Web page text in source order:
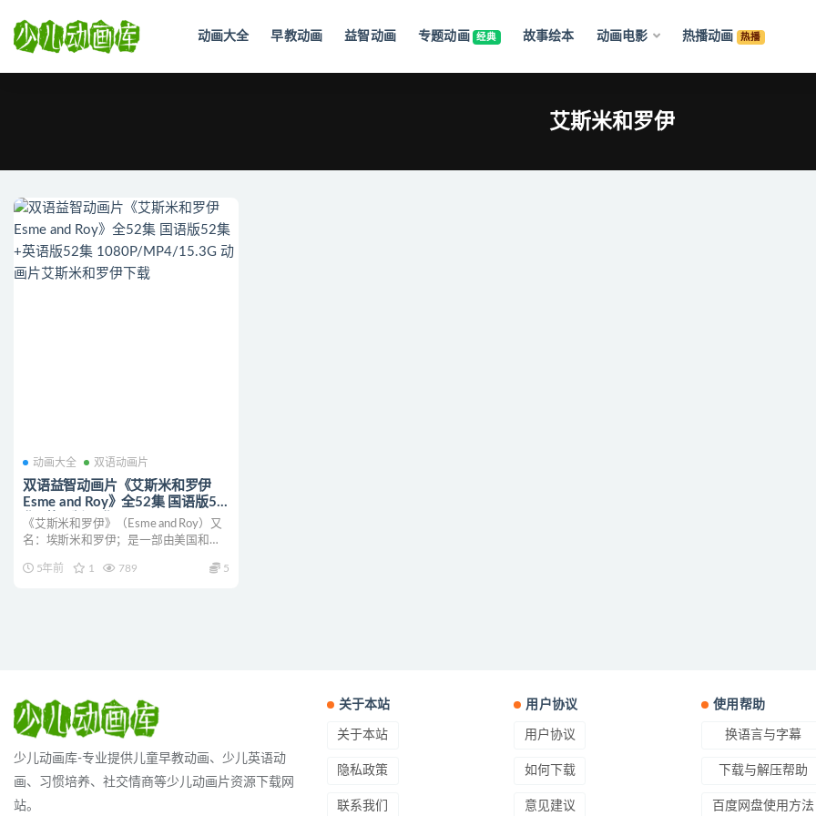
动画大全 早教动画 益智动画 专题动画 经典 故事绘本 动画电影 热播动画 热播
艾斯米和罗伊
动画大全 双语动画片
双语益智动画片《艾斯米和罗伊
Esme and Roy》全52集 国语版52
集+英语版52集
1080P/MP4/15.3G 动画片艾斯米
《艾斯米和罗伊》（Esme and Roy）又
名：埃斯米和罗伊；是一部由美国和加
5年前
1 789 5
少儿动画库-专业提供儿童早教动画、少儿英语动
画、习惯培养、社交情商等少儿动画片资源下载网
站。
关于本站
关于本站
隐私政策
联系我们
用户协议
用户协议
如何下载
意见建议
使用帮助
换语言与字幕
下载与解压帮助
百度网盘使用方法